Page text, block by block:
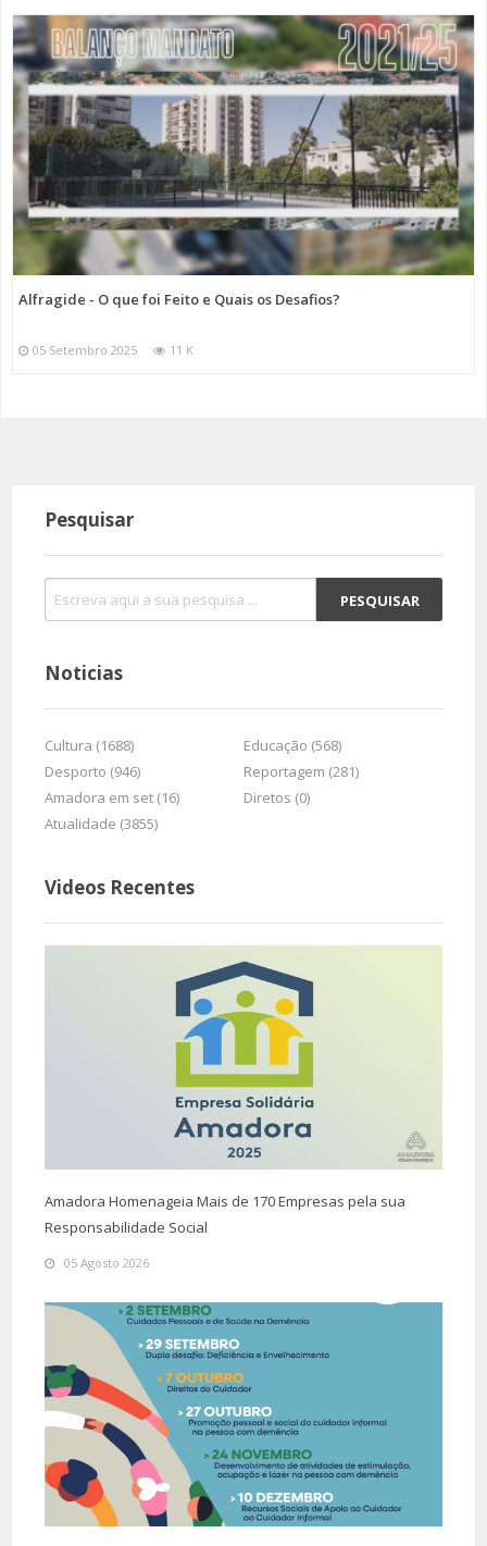
Alfragide - O que foi Feito e Quais os Desafios?
05 Setembro 2025 11 K
Pesquisar
Noticias
Cultura (1688)
Educação (568)
Desporto (946)
Reportagem (281)
Amadora em set (16)
Diretos (0)
Atualidade (3855)
Videos Recentes
Amadora Homenageia Mais de 170 Empresas pela sua
Responsabilidade Social
05 Agosto 2026